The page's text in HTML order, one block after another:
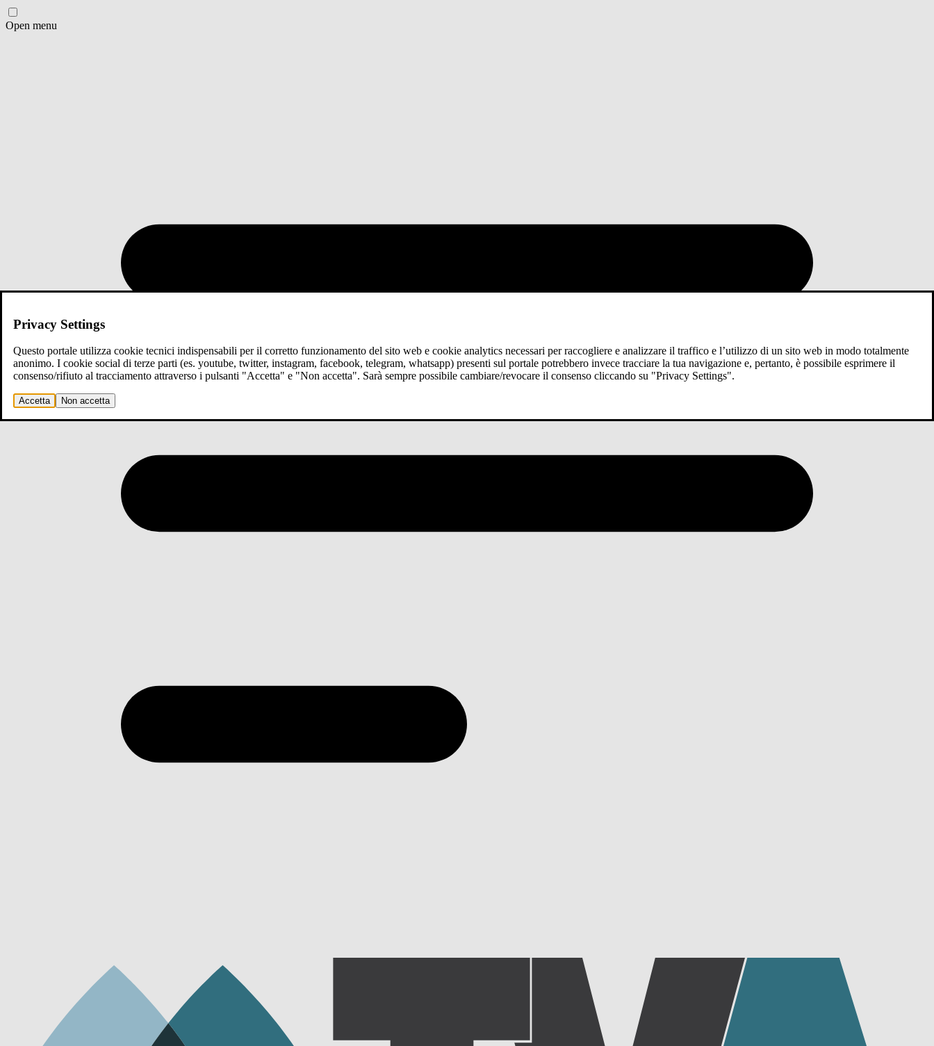
Open menu
Privacy Settings
Questo portale utilizza cookie tecnici indispensabili per il corretto funzionamento del sito web e cookie analytics necessari per raccogliere e analizzare il traffico e l’utilizzo di un sito web in modo totalmente
anonimo. I cookie social di terze parti (es. youtube, twitter, instagram, facebook, telegram, whatsapp) presenti sul portale potrebbero invece tracciare la tua navigazione e, pertanto, è possibile esprimere il
consenso/rifiuto al tracciamento attraverso i pulsanti "Accetta" e "Non accetta". Sarà sempre possibile cambiare/revocare il consenso cliccando su "Privacy Settings".
Accetta Non accetta